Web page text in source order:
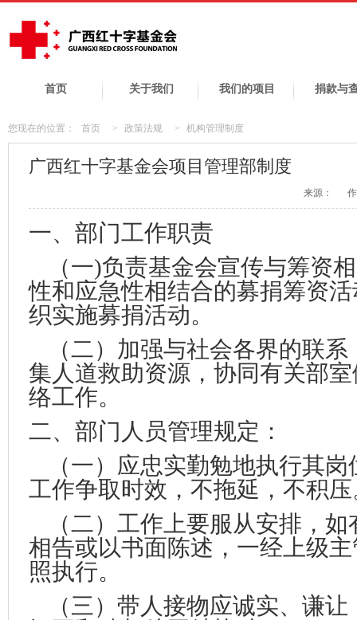
首页 关于我们 我们的项目 捐款与
您现在的位置： 首页 > 政策法规 > 机构管理制度
广西红十字基金会项目管理部制度
来源：
一、 部门工作职责
（一)负责基金会宣传与筹资
性和应急性相结合的募捐筹资
织实施募捐活动。
（二）加强与社会各界的联
集人道救助资源，协同有关部
络工作。
二、 部门人员管理规定：
（一）应忠实勤勉地执行其
工作争取时效，不拖延，不积
（二）工作上要服从安排，
相告或以书面陈述，一经上级
照执行。
（三）带人接物应诚实、谦